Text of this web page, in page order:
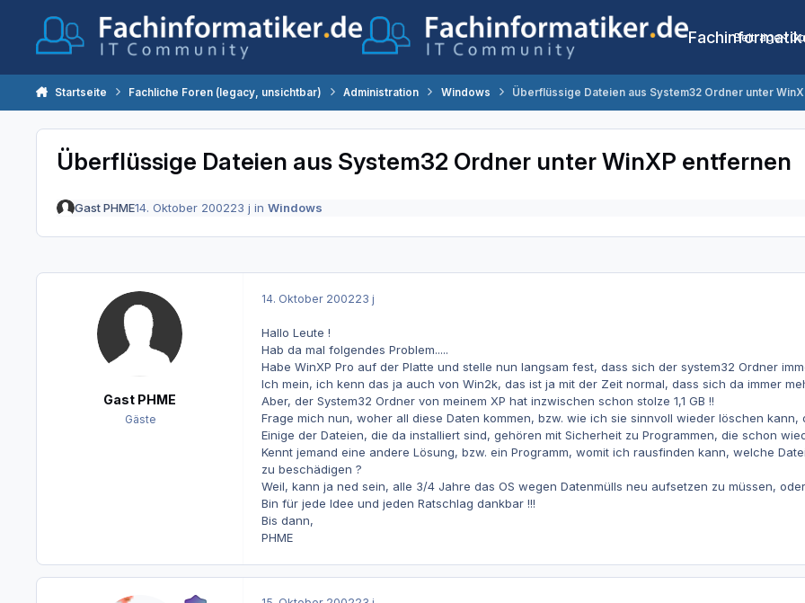
Beiträge
Startseite Fachliche Foren (legacy, unsichtbar) Administration Windows Überflüssige Dateien aus System32 Ordner unter
Überflüssige Dateien aus System32 Ordner unter WinXP entfernen
Gast PHME14. Oktober 200223 j in Windows
Gast PHME
Gäste
14. Oktober 200223 j
Hallo Leute !
Hab da mal folgendes Problem.....
Habe WinXP Pro auf der Platte und stelle nun langsam fest, dass sich der system32 Ordner
Ich mein, ich kenn das ja auch von Win2k, das ist ja mit der Zeit normal, dass sich da immer
Aber, der System32 Ordner von meinem XP hat inzwischen schon stolze 1,1 GB !!
Frage mich nun, woher all diese Daten kommen, bzw. wie ich sie sinnvoll wieder löschen kann,
Einige der Dateien, die da installiert sind, gehören mit Sicherheit zu Programmen, die schon
Kennt jemand eine andere Lösung, bzw. ein Programm, womit ich rausfinden kann, welche
zu beschädigen ?
Weil, kann ja ned sein, alle 3/4 Jahre das OS wegen Datenmülls neu aufsetzen zu müssen,
Bin für jede Idee und jeden Ratschlag dankbar !!!
Bis dann,
PHME